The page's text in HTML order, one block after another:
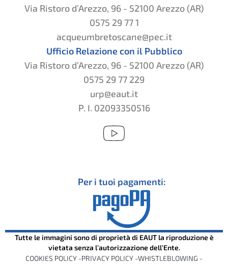
Via Ristoro d’Arezzo, 96 - 52100 Arezzo (AR)
0575 29 77 1
acqueumbretoscane@pec.it
Ufficio Relazione con il Pubblico
Via Ristoro d’Arezzo, 96 - 52100 Arezzo (AR)
0575 29 77 229
urp@eaut.it
P. I. 02093350516
Per i tuoi pagamenti:
Tutte le immagini sono di proprietà di EAUT la riproduzione è
vietata senza l’autorizzazione dell’Ente.
COOKIES POLICY -PRIVACY POLICY -WHISTLEBLOWING -